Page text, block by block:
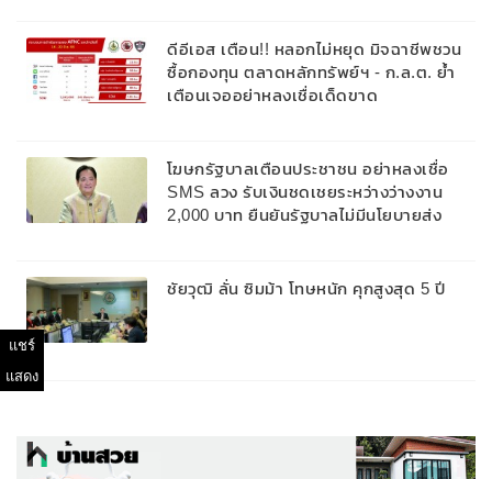
ดีอีเอส เตือน!! หลอกไม่หยุด มิจฉาชีพชวน
ซื้อกองทุน ตลาดหลักทรัพย์ฯ - ก.ล.ต. ย้ำ
เตือนเจออย่าหลงเชื่อเด็ดขาด
​โฆษกรัฐบาลเตือนประชาชน อย่าหลงเชื่อ
SMS ลวง รับเงินชดเชยระหว่างว่างงาน
2,000 บาท ยืนยันรัฐบาลไม่มีนโยบายส่ง
ชัยวุฒิ ลั่น ซิมม้า โทษหนัก คุกสูงสุด 5 ปี
แชร์
แสดง